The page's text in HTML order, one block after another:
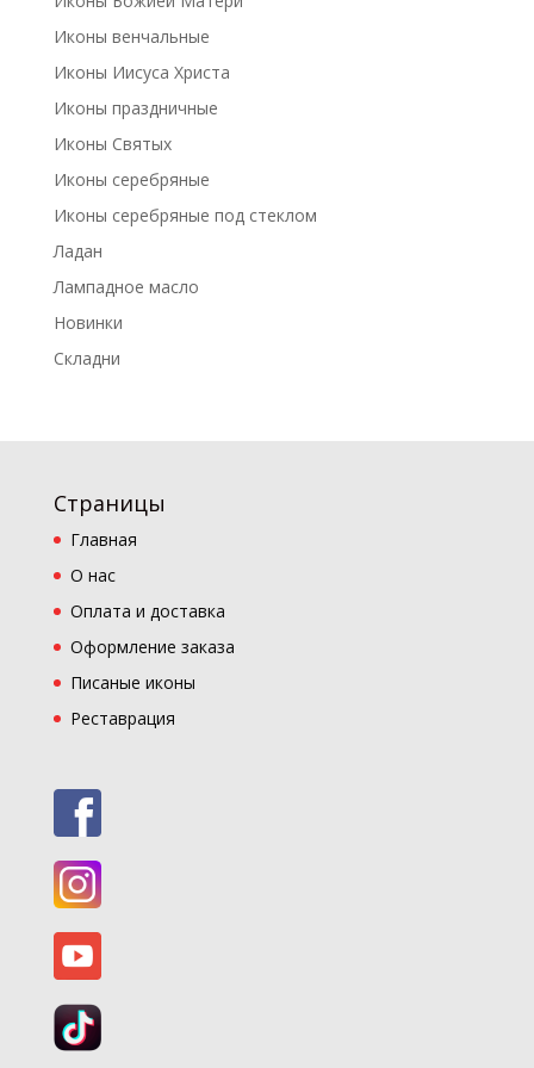
Иконы венчальные
Иконы Иисуса Христа
Иконы праздничные
Иконы Святых
Иконы серебряные
Иконы серебряные под стеклом
Ладан
Лампадное масло
Новинки
Складни
Страницы
Главная
О нас
Оплата и доставка
Оформление заказа
Писаные иконы
Реставрация